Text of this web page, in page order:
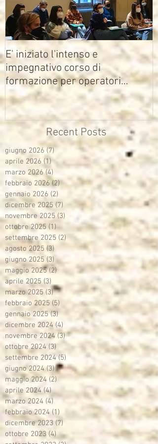
E' iniziato l'intenso e
impegnativo corso di
formazione per operatori
multimediali Avisco
Recent Posts
giugno 2026 (7)7 post
aprile 2026 (1)1 post
marzo 2026 (4)
febbraio 2026 (2)2 post
gennaio 2026 (2)
dicembre 2025 (7) 7 post
novembre 2025 (3) 3 post
ottobre 2025 (1)1 post
settembre 2025 (2)2 post
agosto 2025 (3) 3 post
giugno 2025 (3) 3 post
maggio 2025 (2)2 post
aprile 2025 (3) 3 post
marzo 2025 (3)3 post
febbraio 2025 (5) 5 post
gennaio 2025 (3)3 post
dicembre 2024 (4) 4 post
novembre 2024 (3)3 post
ottobre 2024 (3) 3 post
settembre 2024 (5) 5 post
giugno 2024 (3)3 post
maggio 2024 (2) 2 post
aprile 2024 (4)4 post
marzo 2024 (4)4 post
febbraio 2024 (1) 1 post
dicembre 2023 (7)7 post
ottobre 2023 (4)4 post